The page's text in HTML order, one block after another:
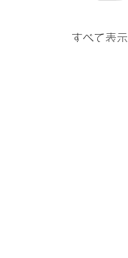
すべて表示